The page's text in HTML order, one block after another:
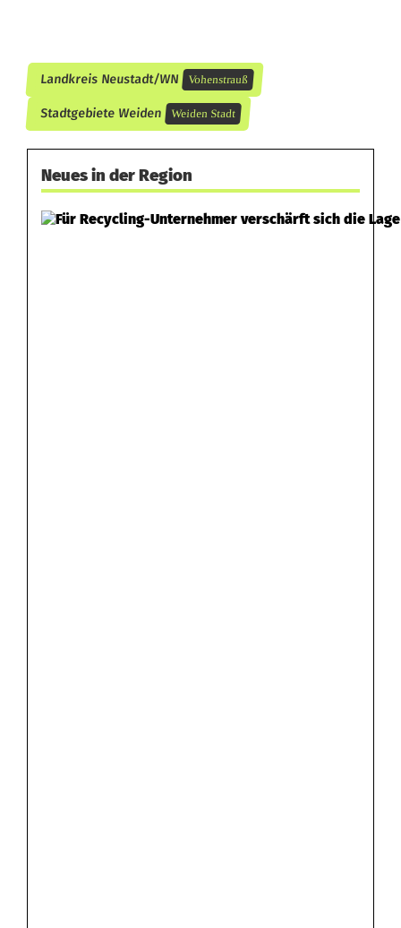
n
k
t
Landkreis Neustadt/WN Vohenstrauß
Stadtgebiete Weiden Weiden Stadt
Neues in der Region